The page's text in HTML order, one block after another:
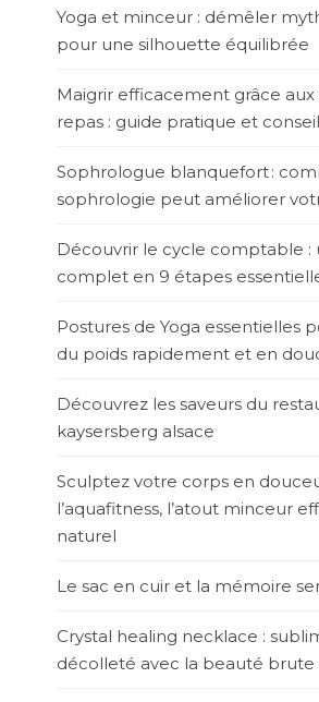
Yoga et minceur : démêler
pour une silhouette équilibrée
Maigrir efficacement grâce
repas : guide pratique et
Sophrologue blanquefort :
sophrologie peut améliorer
Découvrir le cycle comptable :
complet en 9 étapes
Postures de Yoga essentielles
du poids rapidement et en
Découvrez les saveurs du
kaysersberg alsace
Sculptez votre corps en
l’aquafitness, l’atout minceur
naturel
Le sac en cuir et la mémoire
Crystal healing necklace :
décolleté avec la beauté brute